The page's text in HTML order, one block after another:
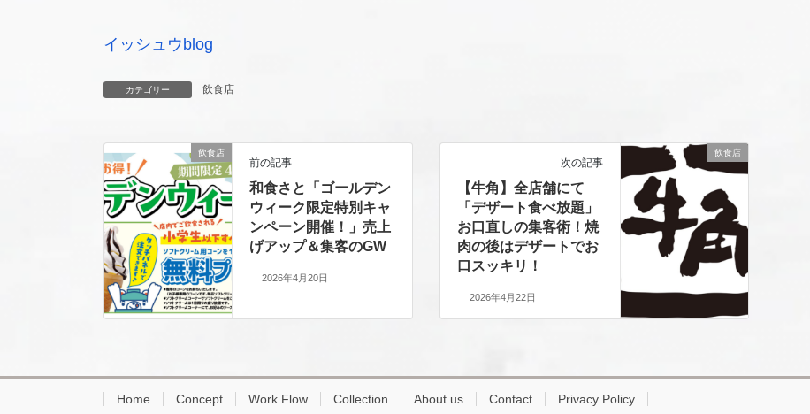
イッシュウblog
カテゴリー 飲食店
飲食店
前の記事
和食さと「ゴールデン
ウィーク限定特別キャ
ンペーン開催！」売上
げアップ＆集客のGW
2026年4月20日
飲食店
次の記事
【牛角】全店舗にて
「デザート食べ放題」
お口直しの集客術！焼
肉の後はデザートでお
口スッキリ！
2026年4月22日
Home Concept Work Flow Collection About us Contact Privacy Policy